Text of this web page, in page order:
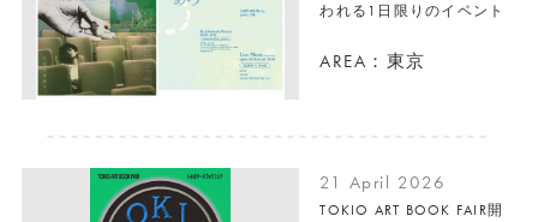
われる1日限りのイベント
AREA：東京
21 April 2026
TOKIO ART BOOK FAIR開